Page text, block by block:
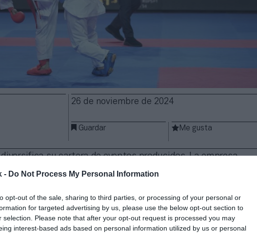
- Do Not Process My Personal Information
opt-out of the sale, sharing to third parties, or processing of your personal or
for targeted advertising by us, please use the below opt-out section to
selection. Please note that after your opt-out request is processed you may
interest-based ads based on personal information utilized by us or personal
26 de noviembre de 2024
Guardar Me gusta
su cartera de eventos producidos. La empresa
Campeonato Mundial de Kárate por Selecciones Nacionales
, la unidad del grupo especializada en la producción de
ha llevado a cabo un despliegue técnico con un equipo
y una unidad móvil con 14 cámaras, incluyendo